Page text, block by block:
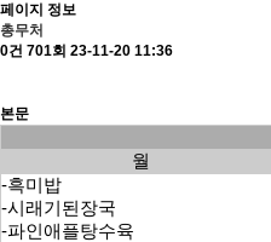
페이지 정보
총무처
0건 701회 23-11-20 11:36
본문
월
-흑미밥
-시래기된장국
-파인애플탕수육